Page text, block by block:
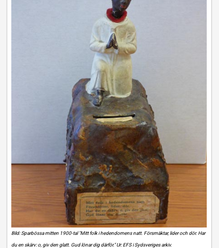
Bild: Sparbössa mitten 1900-tal "Mitt folk i hedendomens natt. Försmäktar, lider och dör. Har
du en skärv: o, giv den glatt. Gud lönar dig därför." Ur: EFS i Sydsveriges arkiv.